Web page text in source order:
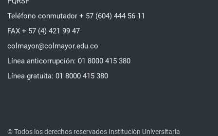
Teléfono conmutador + 57 (604) 444 56 11
FAX + 57 (4) 421 99 47
colmayor@colmayor.edu.co
Línea anticorrupción: 01 8000 415 380
Línea gratuita: 01 8000 415 380
© Todos los derechos reservados Institución Universitaria